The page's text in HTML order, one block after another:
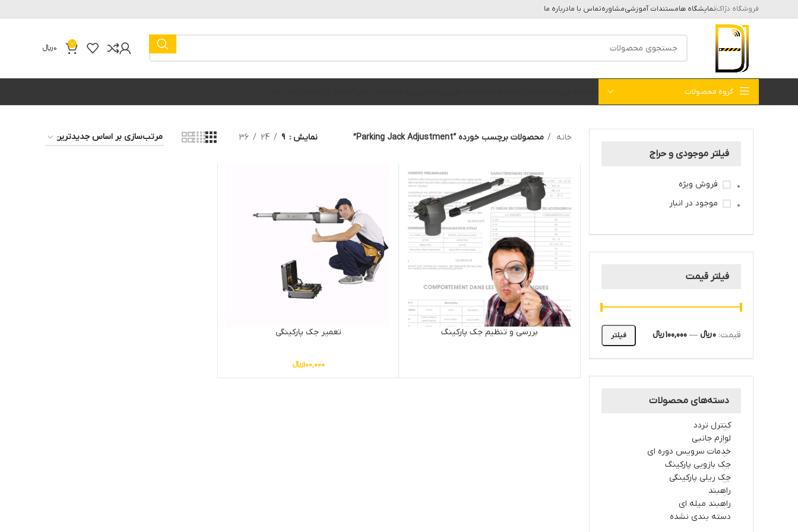
فروشگاه دژاکنمایشگاه هامستندات آموزشیمشاورهتماس با مادرباره ما
0
0﷼
گروه محصولات
فیلتر موجودی و حراج
فروش ویژه
موجود در انبار
فیلتر قیمت
فیلتر قیمت: 0 ﷼ — 100,000 ﷼
دسته‌های محصولات
کنترل تردد
لوازم جانبی
خدمات سرویس دوره ای
جک بازویی پارکینگ
جک ریلی پارکینگی
راهبند
راهبند میله ای
دسته بندی نشده
خانه محصولات برچسب خورده “Parking Jack Adjustment” نمایش 9
24
36
بررسی و تنظیم جک پارکینگ تعمیر جک پارکینگی
100,000﷼